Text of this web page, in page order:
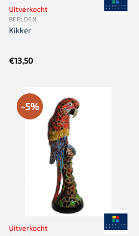
Uitverkocht
BEELDEN
Kikker
€13,50
-5%
Uitverkocht